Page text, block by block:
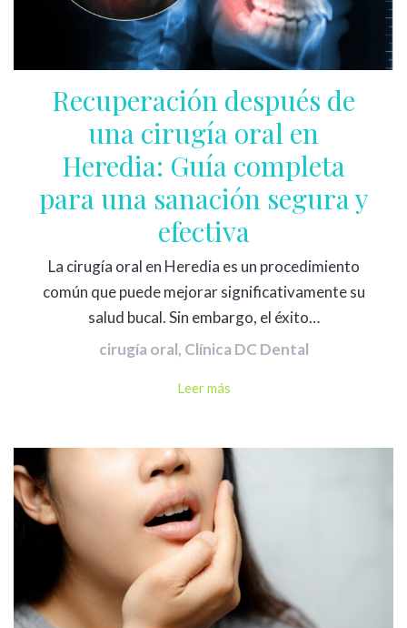
Recuperación después de
una cirugía oral en
Heredia: Guía completa
para una sanación segura y
efectiva
La cirugía oral en Heredia es un procedimiento
común que puede mejorar significativamente su
salud bucal. Sin embargo, el éxito…
cirugía oral, Clínica DC Dental
Leer más